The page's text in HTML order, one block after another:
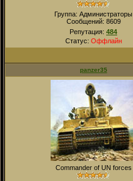
Группа: Администраторы
Сообщений: 8609
Репутация: 484
Статус: Оффлайн
panzer35
Commander of UN forces